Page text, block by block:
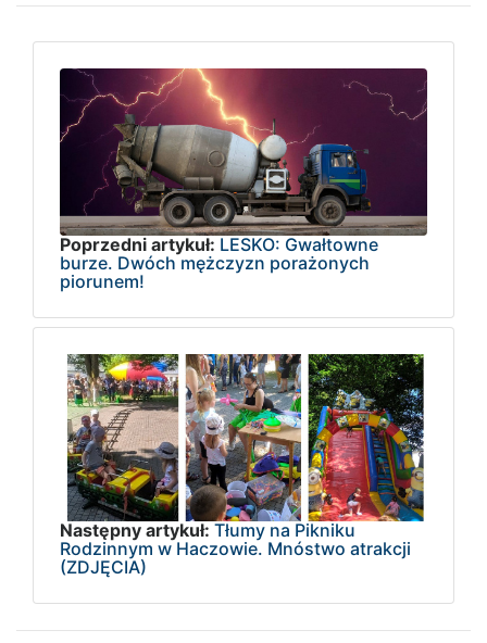
Poprzedni artykuł: LESKO: Gwałtowne
burze. Dwóch mężczyzn porażonych
piorunem!
Następny artykuł: Tłumy na Pikniku
Rodzinnym w Haczowie. Mnóstwo atrakcji
(ZDJĘCIA)